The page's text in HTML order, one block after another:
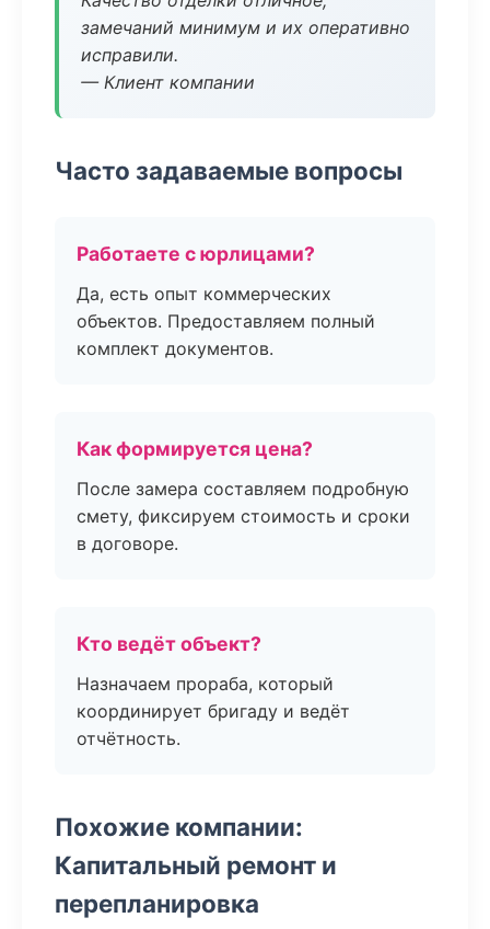
замечаний минимум и их оперативно
исправили.
— Клиент компании
Часто задаваемые вопросы
Работаете с юрлицами?
Да, есть опыт коммерческих
объектов. Предоставляем полный
комплект документов.
Как формируется цена?
После замера составляем подробную
смету, фиксируем стоимость и сроки
в договоре.
Кто ведёт объект?
Назначаем прораба, который
координирует бригаду и ведёт
отчётность.
Похожие компании:
Капитальный ремонт и
перепланировка